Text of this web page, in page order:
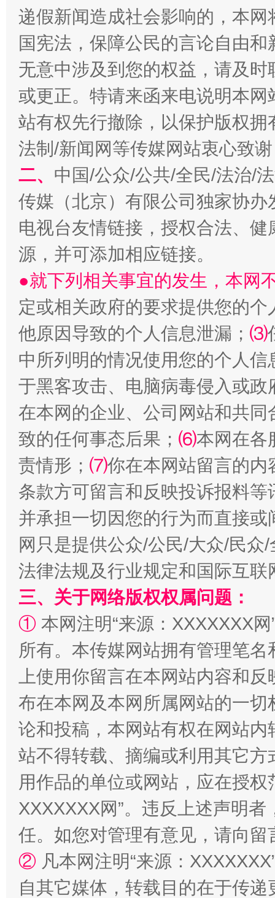
魏明亮
“刷贴”乱象丛生
生
揭批美国五大"原罪" "炒
解纷+调解+退费，一次搞定
站台名比不上好声名
漫山遍野的桃花与雪山、麦地、白藏房 除
递假新闻造成社会影响的，本
国宪法，保障公民的言论自由
无意中涉及到您的权益，请及
或更正。特请来函来电说明本
站有权先行撤除，以保护版权
法制/新闻网等传媒网站衷心致
二、 中国/公众/公共/全民/法治/
传媒（北京）有限公司独家协
电视台友情链接，授权合法、
源，并可添加相应链接。
●就下列相关事宜的发生，本网
定或相关政府的要求提供您的个
他原因导致的个人信息泄漏； ⑶
中所列明的情况使用您的个人
于黑客攻击、电脑病毒侵入或
在本网的企业、公司网站和共
致的任何事态后果； ⑹本网在各
责情形； ⑺你在本网站留言的内
条款方可留言和反映投诉报料
并承担一切因您的行为而直接
网只是提供公众/公民/大众/民
法律法规及行业规定和国际互
三、关于网络版权权属问题：
① 本网注明“来源：XXXXXXX
所有。本传媒网站拥有管理笔
上使用你留言在本网站内容和
布在本网及本网所属网站的一
论和投稿，本网站有权在网站
站不得转载、摘编或利用其它
用作品的单位或网站，应在授
XXXXXXX网”。违反上述声明
任。如您对管理有意见，请向
② 凡本网注明“来源：
自其它媒体，转载目的在于传